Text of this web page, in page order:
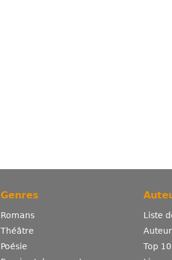
Genres
Romans
Théâtre
Poésie
Liste
Top